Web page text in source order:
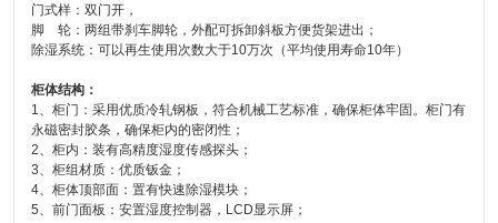
门式样：双门开，
脚 轮：两组带刹车脚轮，外配可拆卸斜板方便货架进出；
除湿系统：可以再生使用次数大于10万次（平均使用寿命10年）
柜体结构：
1、柜门：采用优质冷轧钢板，符合机械工艺标准，确保柜体牢固。柜门有
永磁密封胶条，确保柜内的密闭性；
2、柜内：装有高精度湿度传感探头；
3、柜组材质：优质钣金；
4、柜体顶部面：置有快速除湿模块；
5、前门面板：安置湿度控制器，LCD显示屏；